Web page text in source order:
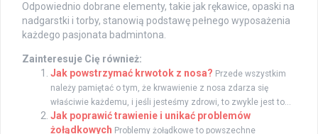
Odpowiednio dobrane elementy, takie jak rękawice, opaski na
nadgarstki i torby, stanowią podstawę pełnego wyposażenia
każdego pasjonata badmintona.
Zainteresuje Cię również:
Jak powstrzymać krwotok z nosa? Przede wszystkim
należy pamiętać o tym, że krwawienie z nosa zdarza się
właściwie każdemu, i jeśli jesteśmy zdrowi, to zwykle jest to...
Jak poprawić trawienie i unikać problemów
żołądkowych Problemy żołądkowe to powszechne